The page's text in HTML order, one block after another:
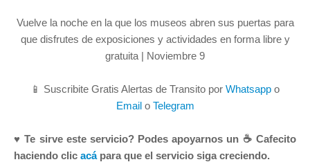
Vuelve la noche en la que los museos abren sus puertas para
que disfrutes de exposiciones y actividades en forma libre y
gratuita | Noviembre 9
📱 Suscribite Gratis Alertas de Transito por Whatsapp o
Emailo Telegram
♥ Te sirve este servicio? Podes apoyarnos un ☕ Cafecito
haciendo clic acápara que el servicio siga creciendo.